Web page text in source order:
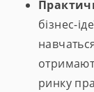
бізнес-
ринку